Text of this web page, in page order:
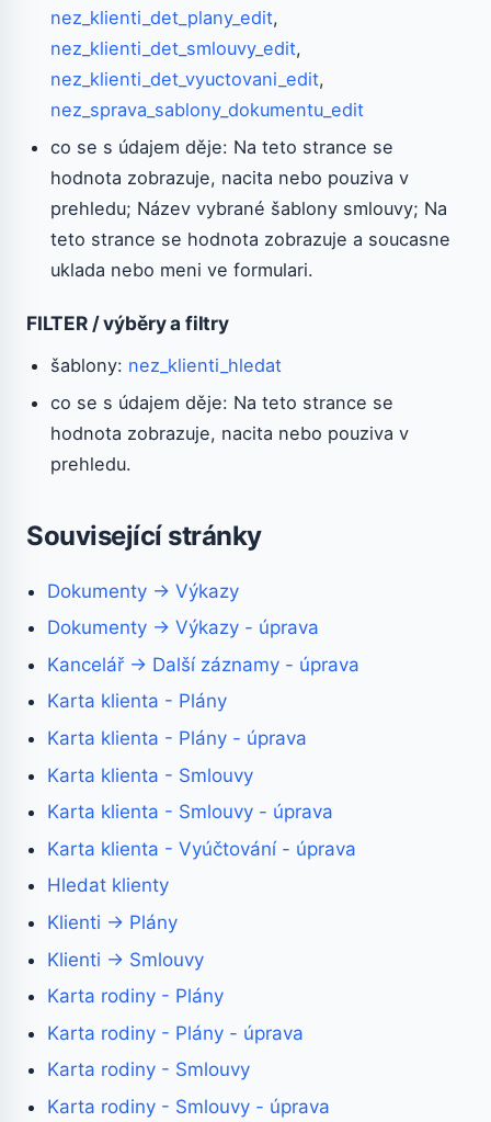
nez_klienti_det_plany_edit,
nez_klienti_det_smlouvy_edit,
nez_klienti_det_vyuctovani_edit,
nez_sprava_sablony_dokumentu_edit
co se s údajem děje: Na teto strance se
hodnota zobrazuje, nacita nebo pouziva v
prehledu; Název vybrané šablony smlouvy; Na
teto strance se hodnota zobrazuje a soucasne
uklada nebo meni ve formulari.
FILTER / výběry a filtry
šablony: nez_klienti_hledat
co se s údajem děje: Na teto strance se
hodnota zobrazuje, nacita nebo pouziva v
prehledu.
Související stránky
Dokumenty → Výkazy
Dokumenty → Výkazy - úprava
Kancelář → Další záznamy - úprava
Karta klienta - Plány
Karta klienta - Plány - úprava
Karta klienta - Smlouvy
Karta klienta - Smlouvy - úprava
Karta klienta - Vyúčtování - úprava
Hledat klienty
Klienti → Plány
Klienti → Smlouvy
Karta rodiny - Plány
Karta rodiny - Plány - úprava
Karta rodiny - Smlouvy
Karta rodiny - Smlouvy - úprava